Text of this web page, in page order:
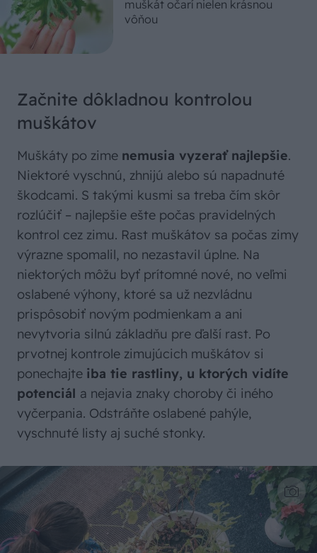
muškát očarí nielen krásnou
vôňou
Začnite dôkladnou kontrolou
muškátov
Muškáty po zime nemusia vyzerať najlepšie.
Niektoré vyschnú, zhnijú alebo sú napadnuté
škodcami. S takými kusmi sa treba čím skôr
rozlúčiť – najlepšie ešte počas pravidelných
kontrol cez zimu. Rast muškátov sa počas zimy
výrazne spomalil, no nezastavil úplne. Na
niektorých môžu byť prítomné nové, no veľmi
oslabené výhony, ktoré sa už nezvládnu
prispôsobiť novým podmienkam a ani
nevytvoria silnú základňu pre ďalší rast. Po
prvotnej kontrole zimujúcich muškátov si
ponechajte iba tie rastliny, u ktorých vidíte
potenciál a nejavia znaky choroby či iného
vyčerpania. Odstráňte oslabené pahýle,
vyschnuté listy aj suché stonky.